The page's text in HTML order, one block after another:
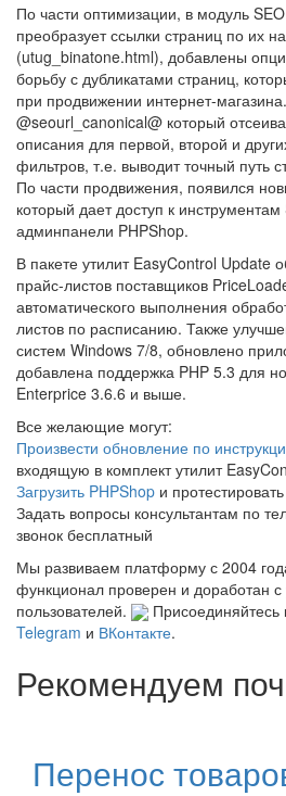
По части оптимизации, в модуль
преобразует ссылки страниц по их
(utug_binatone.html), добавлены
борьбу с дубликатами страниц,
при продвижении интернет-
@seourl_canonical@ который
описания для первой, второй и
фильтров, т.е. выводит точный путь
По части продвижения, появился
который дает доступ к
админпанели PHPShop.
В пакете утилит EasyControl Update
прайс-листов поставщиков
автоматического выполнения
листов по расписанию. Также
систем Windows 7/8, обновлено
добавлена поддержка PHP 5.3 для
Enterprice 3.6.6 и выше.
Все желающие могут:
Произвести обновление по
входящую в комплект утилит
Загрузить PHPShop и
Задать вопросы консультантам по
звонок бесплатный
Мы развиваем платформу с 2004
функционал проверен и доработан
пользователей.
Telegram и ВКонтакте.
Рекомендуем
Перенос